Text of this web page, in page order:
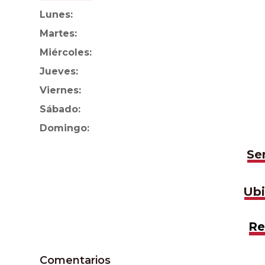
Lunes:
Martes:
Miércoles:
Jueves:
Viernes:
Sábado:
Domingo:
Comentarios